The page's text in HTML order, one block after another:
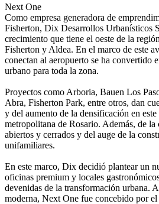
Next One
Como empresa generadora de
Fisherton, Dix Desarrollos Urbanísticos
crecimiento que tiene el oeste de la
Fisherton y Aldea. En el marco de este
conectan al aeropuerto se ha convertido
urbano para toda la zona.
Proyectos como Arboria, Bauen Los
Abra, Fisherton Park, entre otros, dan
y del aumento de la densificación en este
metropolitana de Rosario. Además, de
abiertos y cerrados y del auge de la
unifamiliares.
En este marco, Dix decidió plantear un
oficinas premium y locales
devenidas de la transformación urbana.
moderna, Next One fue concebido por